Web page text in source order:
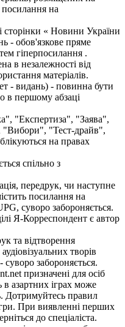
посилання на
сторінки « Новини України
- обов'язкове пряме
гіперпосилання .
в незалежності від
матеріалів.
- видань) - повинна бути
в першому абзаці
"Експертиза", "Заява",
"Вибори", "Тест-драйв",
на правах
спільно з
передрук, чи наступне
посилання на
суворо забороняється.
Я-Корреспондент є автор
та відтворення
творів
забороняється.
призначені для осіб
азартних іграх може
Дотримуйтесь правил
При виявленні перших
до спеціаліста.